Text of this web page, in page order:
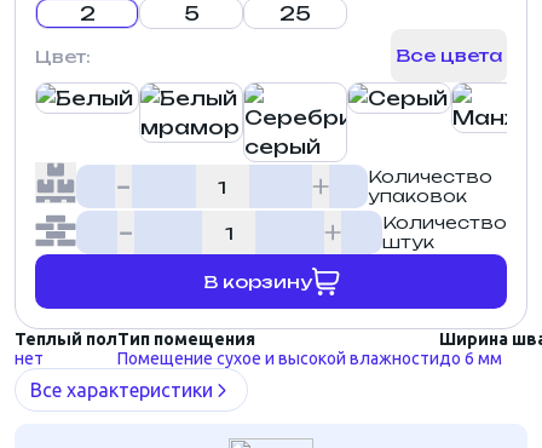
Теплый пол
нет
Тип помещения
Помещение сухое и высокой влажности
Ширина
до 6 мм
Все характеристики
2 5 25
Цвет: Все цвета
Количество
упаковок
Количество
штук
В корзину